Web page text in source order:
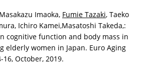
Imaoka, Fumie Tazaki, Taeko
Ichiro Kamei,Masatoshi Takeda,:
cognitive function and body mass in
elderly women in Japan. Euro Aging
16, October, 2019.